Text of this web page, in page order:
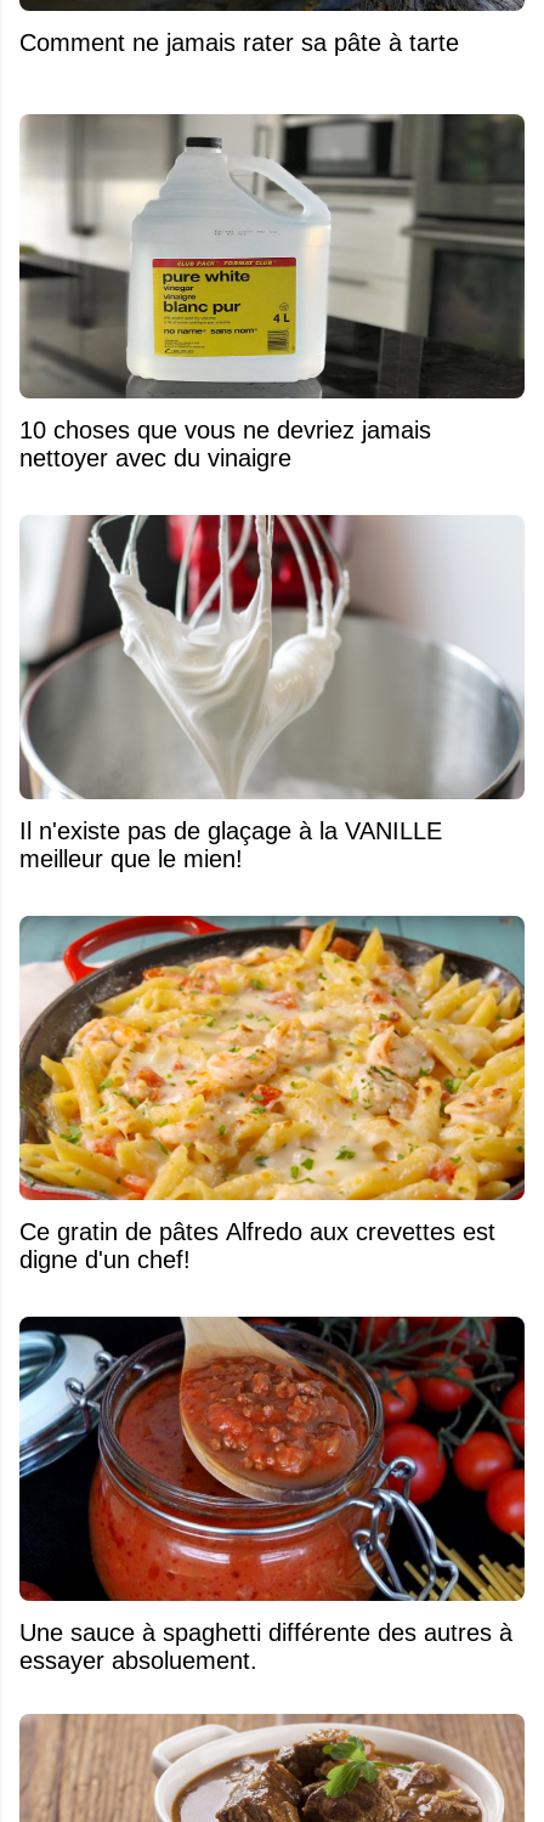
Comment ne jamais rater sa pâte à tarte
10 choses que vous ne devriez jamais
nettoyer avec du vinaigre
Il n'existe pas de glaçage à la VANILLE
meilleur que le mien!
Ce gratin de pâtes Alfredo aux crevettes est
digne d'un chef!
Une sauce à spaghetti différente des autres à
essayer absoluement.